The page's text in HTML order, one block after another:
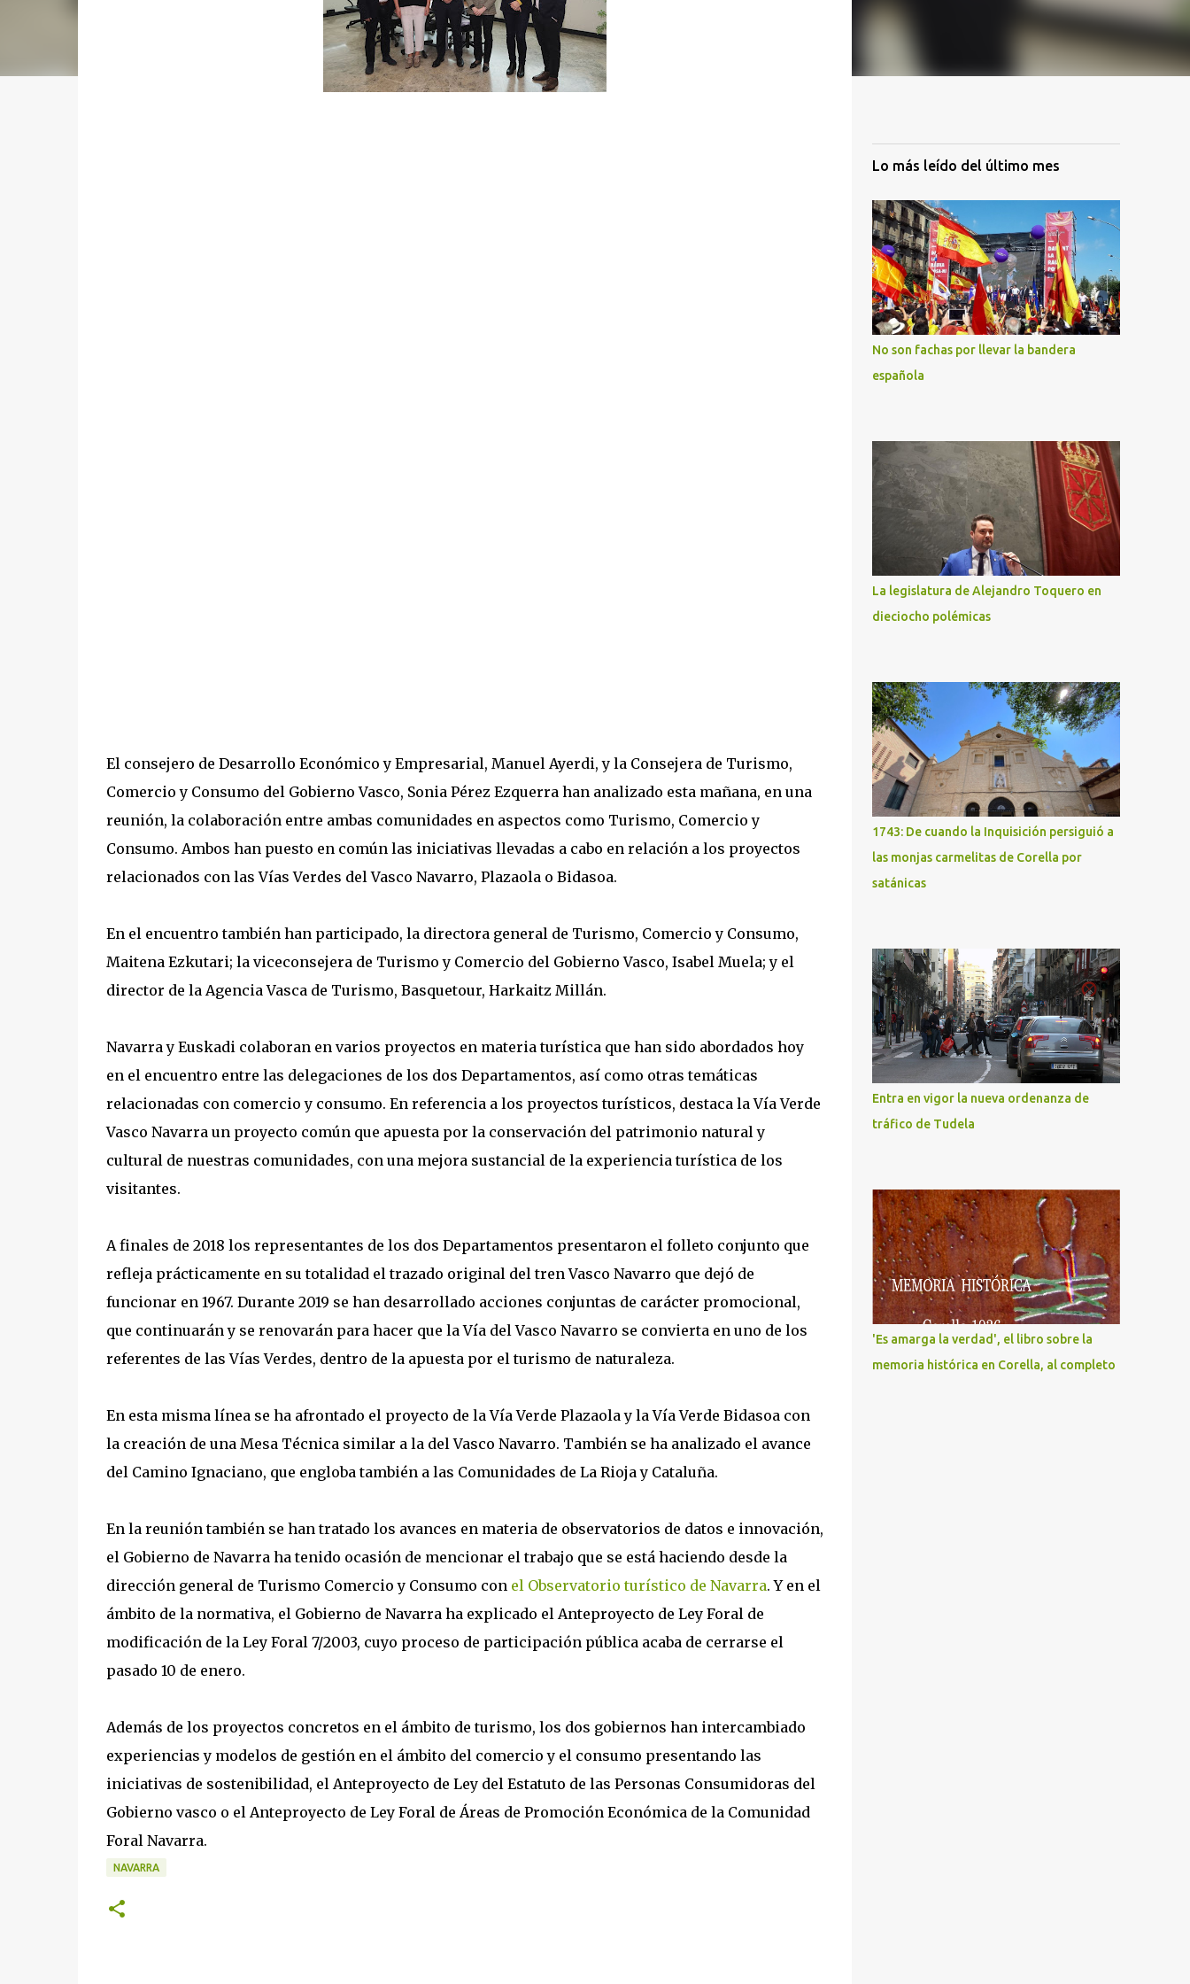
El consejero de Desarrollo Económico y Empresarial, Manuel Ayerdi, y la Consejera de Turismo,
Comercio y Consumo del Gobierno Vasco, Sonia Pérez Ezquerra han analizado esta mañana, en una
reunión, la colaboración entre ambas comunidades en aspectos como Turismo, Comercio y
Consumo. Ambos han puesto en común las iniciativas llevadas a cabo en relación a los proyectos
relacionados con las Vías Verdes del Vasco Navarro, Plazaola o Bidasoa.
En el encuentro también han participado, la directora general de Turismo, Comercio y Consumo,
Maitena Ezkutari; la viceconsejera de Turismo y Comercio del Gobierno Vasco, Isabel Muela; y el
director de la Agencia Vasca de Turismo, Basquetour, Harkaitz Millán.
Navarra y Euskadi colaboran en varios proyectos en materia turística que han sido abordados hoy
en el encuentro entre las delegaciones de los dos Departamentos, así como otras temáticas
relacionadas con comercio y consumo. En referencia a los proyectos turísticos, destaca la Vía Verde
Vasco Navarra un proyecto común que apuesta por la conservación del patrimonio natural y
cultural de nuestras comunidades, con una mejora sustancial de la experiencia turística de los
visitantes.
A finales de 2018 los representantes de los dos Departamentos presentaron el folleto conjunto que
refleja prácticamente en su totalidad el trazado original del tren Vasco Navarro que dejó de
funcionar en 1967. Durante 2019 se han desarrollado acciones conjuntas de carácter promocional,
que continuarán y se renovarán para hacer que la Vía del Vasco Navarro se convierta en uno de los
referentes de las Vías Verdes, dentro de la apuesta por el turismo de naturaleza.
En esta misma línea se ha afrontado el proyecto de la Vía Verde Plazaola y la Vía Verde Bidasoa con
la creación de una Mesa Técnica similar a la del Vasco Navarro. También se ha analizado el avance
del Camino Ignaciano, que engloba también a las Comunidades de La Rioja y Cataluña.
En la reunión también se han tratado los avances en materia de observatorios de datos e innovación,
el Gobierno de Navarra ha tenido ocasión de mencionar el trabajo que se está haciendo desde la
dirección general de Turismo Comercio y Consumo con el Observatorio turístico de Navarra. Y en el
ámbito de la normativa, el Gobierno de Navarra ha explicado el Anteproyecto de Ley Foral de
modificación de la Ley Foral 7/2003, cuyo proceso de participación pública acaba de cerrarse el
pasado 10 de enero.
Además de los proyectos concretos en el ámbito de turismo, los dos gobiernos han intercambiado
experiencias y modelos de gestión en el ámbito del comercio y el consumo presentando las
iniciativas de sostenibilidad, el Anteproyecto de Ley del Estatuto de las Personas Consumidoras del
Gobierno vasco o el Anteproyecto de Ley Foral de Áreas de Promoción Económica de la Comunidad
Foral Navarra.
NAVARRA
Lo más leído del último mes
No son fachas por llevar la bandera
española
La legislatura de Alejandro Toquero en
dieciocho polémicas
1743: De cuando la Inquisición persiguió a
las monjas carmelitas de Corella por
satánicas
Entra en vigor la nueva ordenanza de
tráfico de Tudela
'Es amarga la verdad', el libro sobre la
memoria histórica en Corella, al completo